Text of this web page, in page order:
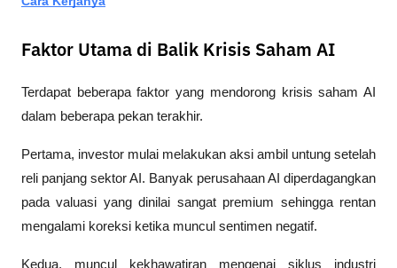
Faktor Utama di Balik Krisis Saham AI
Terdapat beberapa faktor yang mendorong krisis saham AI
dalam beberapa pekan terakhir.
Pertama, investor mulai melakukan aksi ambil untung setelah
reli panjang sektor AI. Banyak perusahaan AI diperdagangkan
pada valuasi yang dinilai sangat premium sehingga rentan
mengalami koreksi ketika muncul sentimen negatif.
Kedua, muncul kekhawatiran mengenai siklus industri